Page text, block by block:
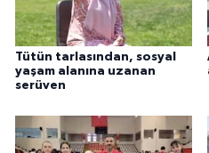
Tütün tarlasından, sosyal
yaşam alanına uzanan
serüven